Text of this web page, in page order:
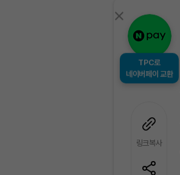
TPC로
네이버페이 교환
링크복사